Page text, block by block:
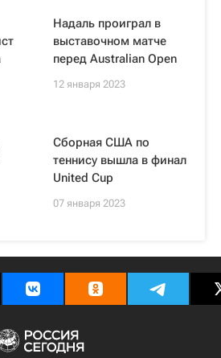
Надаль проиграл в
выставочном матче
перед Australian Open
12 января 2023
Сборная США по
теннису вышла в финал
United Cup
07 января 2023